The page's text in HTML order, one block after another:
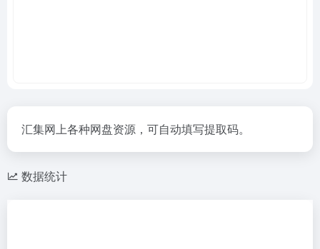
汇集网上各种网盘资源，可自动填写提取码。
数据统计